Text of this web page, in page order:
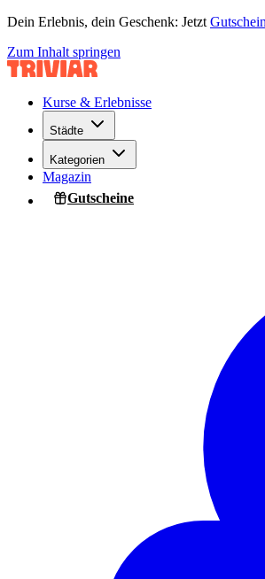
Dein Erlebnis, dein Geschenk: Jetzt
Zum Inhalt springen
Kurse & Erlebnisse
Städte
Kategorien
Magazin
Gutscheine